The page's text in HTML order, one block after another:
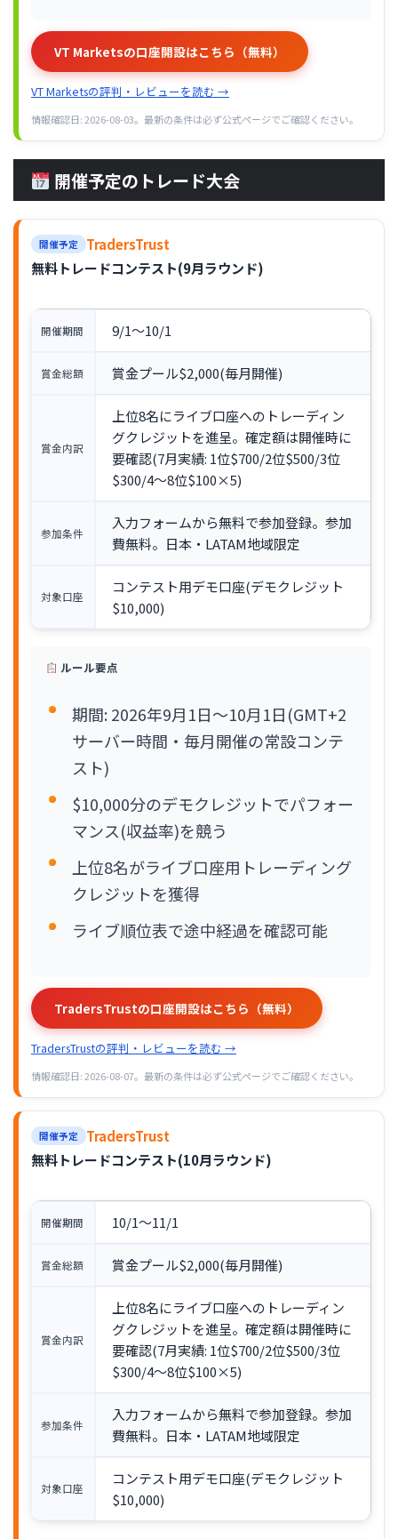
VT Marketsの口座開設はこちら（無料）
VT Marketsの評判・レビューを読む →
情報確認日: 2026-08-03。最新の条件は必ず公式ページでご確認ください。
開催予定のトレード大会
開催予定
TradersTrust
無料トレードコンテスト(9月ラウンド)
開催期間 9/1〜10/1
賞金総額 賞金プール$2,000(毎月開催)
賞金内訳
上位8名にライブ口座へのトレーディン
グクレジットを進呈。確定額は開催時に
要確認(7月実績: 1位$700/2位$500/3位
$300/4〜8位$100×5)
参加条件
入力フォームから無料で参加登録。参加
費無料。日本・LATAM地域限定
対象口座
コンテスト用デモ口座(デモクレジット
$10,000)
ルール要点
期間: 2026年9月1日〜10月1日(GMT+2
サーバー時間・毎月開催の常設コンテ
スト)
$10,000分のデモクレジットでパフォー
マンス(収益率)を競う
上位8名がライブ口座用トレーディング
クレジットを獲得
ライブ順位表で途中経過を確認可能
TradersTrustの口座開設はこちら（無料）
TradersTrustの評判・レビューを読む →
情報確認日: 2026-08-07。最新の条件は必ず公式ページでご確認ください。
開催予定
TradersTrust
無料トレードコンテスト(10月ラウンド)
開催期間 10/1〜11/1
賞金総額 賞金プール$2,000(毎月開催)
賞金内訳
上位8名にライブ口座へのトレーディン
グクレジットを進呈。確定額は開催時に
要確認(7月実績: 1位$700/2位$500/3位
$300/4〜8位$100×5)
参加条件
入力フォームから無料で参加登録。参加
費無料。日本・LATAM地域限定
対象口座
コンテスト用デモ口座(デモクレジット
$10,000)